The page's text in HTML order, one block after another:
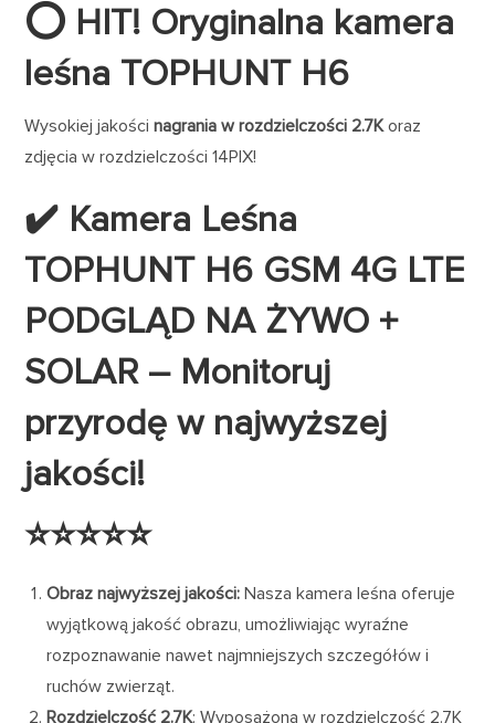
⭕ HIT! Oryginalna kamera
leśna TOPHUNT H6
Wysokiej jakościnagrania w rozdzielczości 2.7Koraz
zdjęcia w rozdzielczości 14PIX!
✔️ Kamera Leśna
TOPHUNT H6 GSM 4G LTE
PODGLĄD NA ŻYWO +
SOLAR – Monitoruj
przyrodę w najwyższej
jakości!
⭐⭐⭐⭐⭐
Obraz najwyższej jakości: Nasza kamera leśna oferuje
wyjątkową jakość obrazu, umożliwiając wyraźne
rozpoznawanie nawet najmniejszych szczegółów i
ruchów zwierząt.
Rozdzielczość 2.7K: Wyposażona w rozdzielczość 2.7K